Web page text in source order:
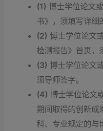
(1) 博士学位论文
书》，须填写详细
(2) 博士学位论文
检测报告》首页，
(3) 博士学位论文
须导师签字。
(4) 博士学位论文
期间取得的创新成
科、专业规定的与